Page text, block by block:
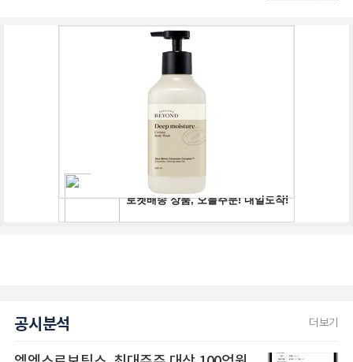
공시분석 더보기